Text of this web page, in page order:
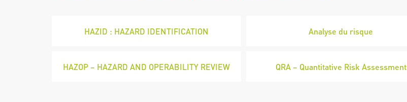
HAZID : HAZARD IDENTIFICATION Analyse du risque
HAZOP – HAZARD AND OPERABILITY REVIEW QRA – Quantitative Risk Assessment